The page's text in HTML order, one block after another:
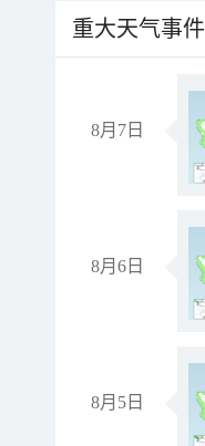
重大天气事件
8月7日
8月6日
8月5日